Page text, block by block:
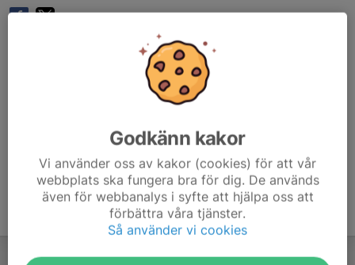
Godkänn kakor
Vi använder oss av kakor (cookies) för att vår
webbplats ska fungera bra för dig. De används
även för webbanalys i syfte att hjälpa oss att
förbättra våra tjänster.
Så använder vi cookies